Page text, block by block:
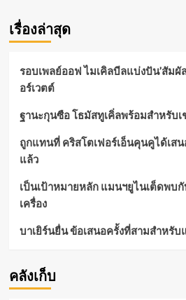
เรื่องล่าสุด
รอบเพลย์ออฟ ไมเคิลบีลแบ่งปัน’สัมผั
อร์เวตต์
ฐานะกุนซือ โธมัสทูเคิ่ลพร้อมสำหรับเ
ถูกแทนที่ คริสโตเฟอร์เอ็นคุนคูได้เส
แล้ว
เป็นเป้าหมายหลัก แมนฯยูไนเต็ดพบ
เครื่อง
บาเยิร์นยื่น ข้อเสนอครั้งที่สามสำหรับ
คลังเก็บ